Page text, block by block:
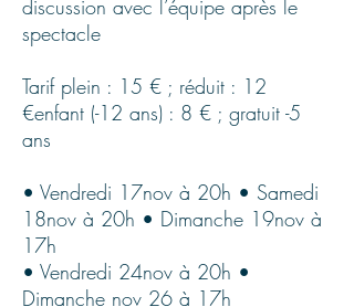
discussion avec l’équipe après le
spectacle
Tarif plein : 15 € ; réduit : 12
€enfant (-12 ans) : 8 € ; gratuit -5
ans
• Vendredi 17nov à 20h • Samedi
18nov à 20h • Dimanche 19nov à
17h
• Vendredi 24nov à 20h •
Dimanche nov 26 à 17h